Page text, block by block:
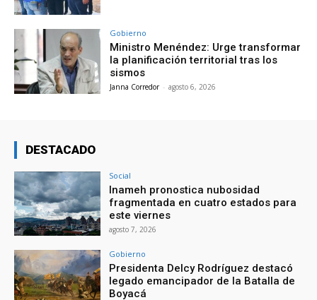
Gobierno
Ministro Menéndez: Urge transformar
la planificación territorial tras los
sismos
Janna Corredor - agosto 6, 2026
DESTACADO
Social
Inameh pronostica nubosidad
fragmentada en cuatro estados para
este viernes
agosto 7, 2026
Gobierno
Presidenta Delcy Rodríguez destacó
legado emancipador de la Batalla de
Boyacá